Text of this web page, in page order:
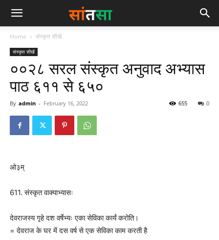
Home संस्कृत सीखें
संस्कृत सीखें
००२८ सरल संस्कृत अनुवाद अभ्यास
पाठ ६११ से ६५०
By admin - February 16, 2022 0
655
ओ३म्
611. संस्कृत वाक्याभ्यासः
देवराजस्य गृहे दश वर्षेभ्यः एका सेविका कार्यं करोति।
= देवराज के घर में दस वर्ष से एक सेविका काम करती है